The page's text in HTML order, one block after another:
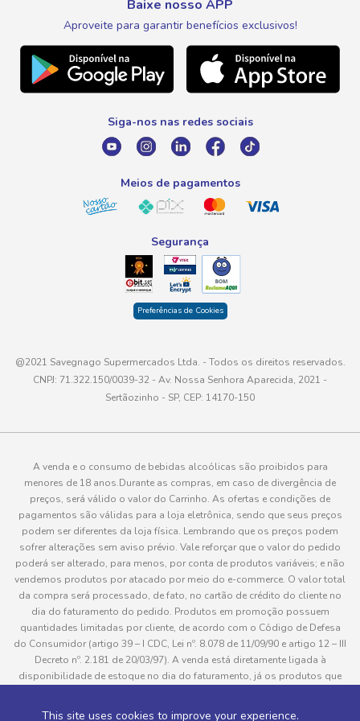
This site uses cookies to improve your experience.
Natal
Promoção Fim de Ano
Canal de Ética
Meus Descontos
WhatsApp
Telefone
0800 016 6680
atendimento@savegnago.com.br
Baixe nosso APP
Aproveite para garantir benefícios exclusivos!
Siga-nos nas redes sociais
Meios de pagamentos
Segurança
Preferências de Cookies
@2021 Savegnago Supermercados Ltda. - Todos os direitos reservados.
CNPJ: 71.322.150/0039-32 - Av. Nossa Senhora Aparecida, 2021 -
Sertãozinho - SP, CEP: 14170-150
A venda e o consumo de bebidas alcoólicas são proibidos para
menores de 18 anos.Durante as compras, em caso de divergência de
preços, será válido o valor do Carrinho. As ofertas e condições de
pagamentos são válidas para a loja eletrônica, sendo que seus preços
podem ser diferentes da loja física. Lembrando que os preços podem
sofrer alterações sem aviso prévio. Vale reforçar que o valor do pedido
poderá ser alterado, para menos, por conta de produtos variáveis; e não
vendemos produtos por atacado por meio do e-commerce. O valor total
da compra será processado, de fato, no cartão de crédito do cliente no
dia do faturamento do pedido. Produtos em promoção possuem
quantidades limitadas por cliente, de acordo com o Código de Defesa
do Consumidor (artigo 39 – I CDC, Lei nº. 8.078 de 11/09/90 e artigo 12 – III
Decreto nº. 2.181 de 20/03/97). A venda está diretamente ligada à
disponibilidade de estoque no dia do faturamento, já os produtos que